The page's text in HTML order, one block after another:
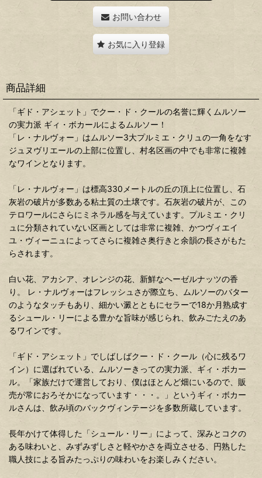
お問い合わせ
お気に入り登録
商品詳細
「ギド・アシェット」でクー・ド・クールの名誉に輝くムルソー
の実力派 ギィ・ボカールによるムルソー！
「レ・ナルヴォー」はムルソー3大プルミエ・クリュの一角をなす
ジュヌヴリエールの上部に位置し、村名区画の中でも非常に複雑
なワインとなります。
「レ・ナルヴォー」は標高330メートルの丘の頂上に位置し、石
灰岩の破片が多数ある粘土質の土壌です。石灰岩の破片が、この
テロワールにさらにミネラル感を与えています。プルミエ・クリ
ュに分類されていない区画としては非常に複雑、かつヴィエイ
ユ・ヴィーニュによってさらに複雑さ奥行きと余韻の長さがもた
らされます。
白い花、アカシア、オレンジの花、新鮮なヘーゼルナッツの香
り。 レ・ナルヴォーはフレッシュさが際立ち、ムルソーのバター
のようなタッチもあり、細かい澱とともにセラーで18か月熟成す
るシュール・リーによる豊かな旨味が感じられ、飲みごたえのあ
るワインです。
「ギド・アシェット」でしばしばクー・ド・クール（心に残るワ
イン）に選ばれている、ムルソーきっての実力派、ギィ・ボカー
ル。「家族だけで運営しており、僕はほとんど畑にいるので、販
売が常におろそかになっています・・・。」というギィ・ボカー
ルさんは、飲み頃のバックヴィンテージを多数所蔵しています。
長年かけて体得した「シュール・リー」によって、深みとコクの
ある味わいと、みずみずしさと軽やかさを両立させる、円熟した
職人技による旨みたっぷりの味わいをお楽しみください。